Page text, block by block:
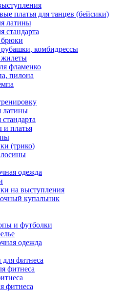
платья для танцев (бейсики)
латины
стандарта
комбидрессы
фламенко
пилона
латины
и платья
(трико)
одежда
на выступления
купальник
и футболки
одежда
фитнеса
фитнеса
фитнеса